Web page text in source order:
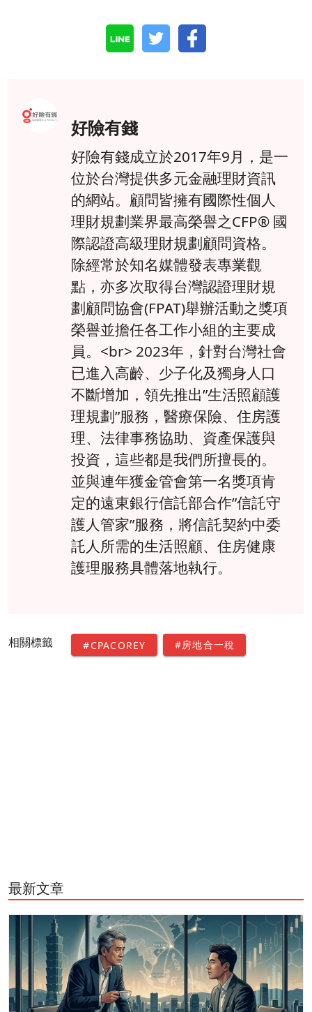
好險有錢
好險有錢成立於2017年9月，是一
位於台灣提供多元金融理財資訊
的網站。顧問皆擁有國際性個人
理財規劃業界最高榮譽之CFP® 國
際認證高級理財規劃顧問資格。
除經常於知名媒體發表專業觀
點，亦多次取得台灣認證理財規
劃顧問協會(FPAT)舉辦活動之獎項
榮譽並擔任各工作小組的主要成
員。<br> 2023年，針對台灣社會
已進入高齡、少子化及獨身人口
不斷增加，領先推出”生活照顧護
理規劃”服務，醫療保險、住房護
理、法律事務協助、資產保護與
投資，這些都是我們所擅長的。
並與連年獲金管會第一名獎項肯
定的遠東銀行信託部合作”信託守
護人管家”服務，將信託契約中委
託人所需的生活照顧、住房健康
護理服務具體落地執行。
相關標籤 #CPACOREY #房地合一稅
最新文章